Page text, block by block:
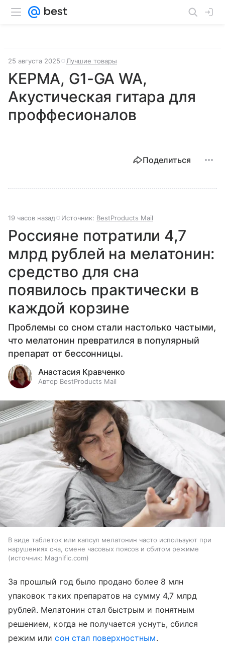
25 августа 2025 Лучшие товары
KEPMA, G1-GA WA,
Акустическая гитара для
проффесионалов
Поделиться
19 часов назад Источник: BestProducts Mail
Россияне потратили 4,7
млрд рублей на мелатонин:
средство для сна
появилось практически в
каждой корзине
Проблемы со сном стали настолько частыми,
что мелатонин превратился в популярный
препарат от бессонницы.
Анастасия Кравченко
Автор BestProducts Mail
В виде таблеток или капсул мелатонин часто используют при
нарушениях сна, смене часовых поясов и сбитом режиме
источник: Magnific.com
За прошлый год было продано более 8 млн
упаковок таких препаратов на сумму 4,7 млрд
рублей. Мелатонин стал быстрым и понятным
решением, когда не получается уснуть, сбился
режим илисон стал поверхностным.